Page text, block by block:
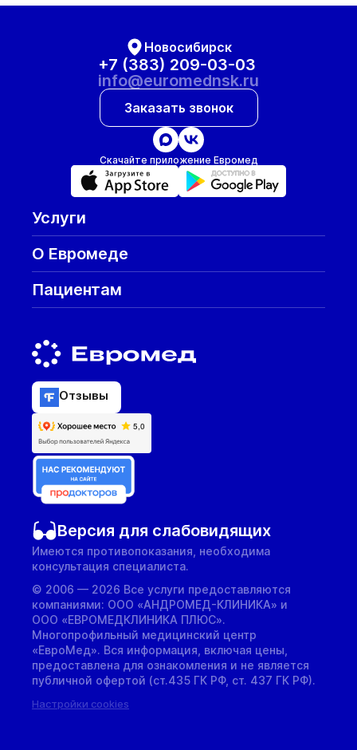
Новосибирск
+7 (383) 209-03-03
info@euromednsk.ru
Заказать звонок
Скачайте приложение Евромед
Услуги
О Евромеде
Пациентам
Отзывы
Версия для слабовидящих
Имеются противопоказания, необходима
консультация специалиста.
© 2006 — 2026 Все услуги предоставляются
компаниями: ООО «АНДРОМЕД-КЛИНИКА» и
ООО «ЕВРОМЕДКЛИНИКА ПЛЮС».
Многопрофильный медицинский центр
«ЕвроМед». Вся информация, включая цены,
предоставлена для ознакомления и не является
публичной офертой (ст.435 ГК РФ, cт. 437 ГК РФ).
Настройки cookies